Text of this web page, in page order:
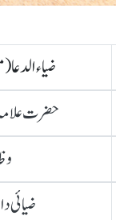
ضیاء
حضرت
ضیائی